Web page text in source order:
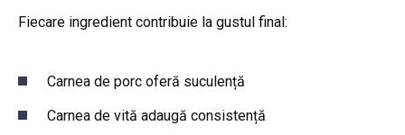
Fiecare ingredient contribuie la gustul final:
Carnea de porc oferă suculență
Carnea de vită adaugă consistență